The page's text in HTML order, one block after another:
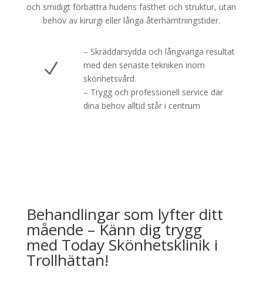
och smidigt förbättra hudens fasthet och struktur, utan
behov av kirurgi eller långa återhämtningstider.
N
– Skräddarsydda och långvariga resultat
med den senaste tekniken inom
skönhetsvård.
– Trygg och professionell service där
dina behov alltid står i centrum
Behandlingar som lyfter ditt
mående – Känn dig trygg
med Today Skönhetsklinik i
Trollhättan!